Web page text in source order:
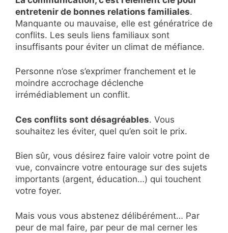
entretenir de bonnes relations familiales.
Manquante ou mauvaise, elle est génératrice de
conflits. Les seuls liens familiaux sont
insuffisants pour éviter un climat de méfiance.
Personne n’ose s’exprimer franchement et le
moindre accrochage déclenche
irrémédiablement un conflit.
Ces conflits sont désagréables. Vous
souhaitez les éviter, quel qu’en soit le prix.
Bien sûr, vous désirez faire valoir votre point de
vue, convaincre votre entourage sur des sujets
importants (argent, éducation…) qui touchent
votre foyer.
Mais vous vous abstenez délibérément… Par
peur de mal faire, par peur de mal cerner les